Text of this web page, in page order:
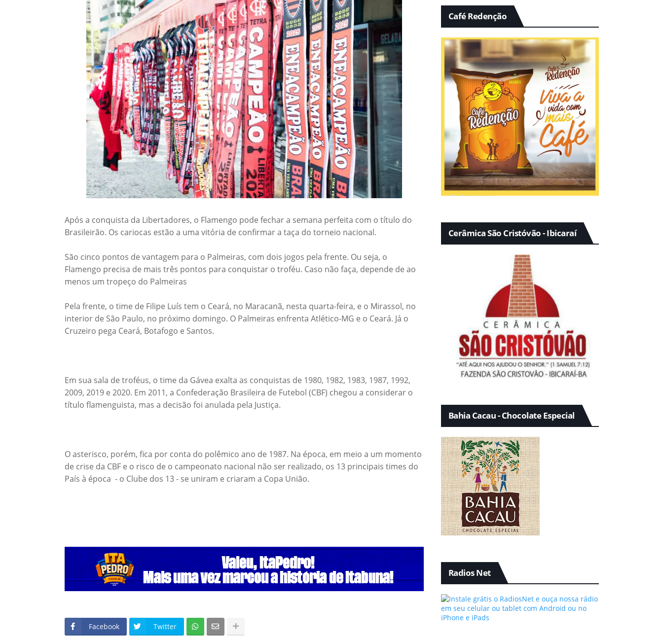
Após a conquista da Libertadores, o Flamengo pode fechar a semana perfeita com o título do
Brasileirão. Os cariocas estão a uma vitória de confirmar a taça do torneio nacional.
São cinco pontos de vantagem para o Palmeiras, com dois jogos pela frente. Ou seja, o
Flamengo precisa de mais três pontos para conquistar o troféu. Caso não faça, depende de ao
menos um tropeço do Palmeiras
Pela frente, o time de Filipe Luís tem o Ceará, no Maracanã, nesta quarta-feira, e o Mirassol, no
interior de São Paulo, no próximo domingo. O Palmeiras enfrenta Atlético-MG e o Ceará. Já o
Cruzeiro pega Ceará, Botafogo e Santos.
Em sua sala de troféus, o time da Gávea exalta as conquistas de 1980, 1982, 1983, 1987, 1992,
2009, 2019 e 2020. Em 2011, a Confederação Brasileira de Futebol (CBF) chegou a considerar o
título flamenguista, mas a decisão foi anulada pela Justiça.
O asterisco, porém, fica por conta do polêmico ano de 1987. Na época, em meio a um momento
de crise da CBF e o risco de o campeonato nacional não ser realizado, os 13 principais times do
País à época - o Clube dos 13 - se uniram e criaram a Copa União.
Facebook Twitter
Café Redenção
Cerâmica São Cristóvão - Ibicaraí
Bahia Cacau - Chocolate Especial
Radios Net